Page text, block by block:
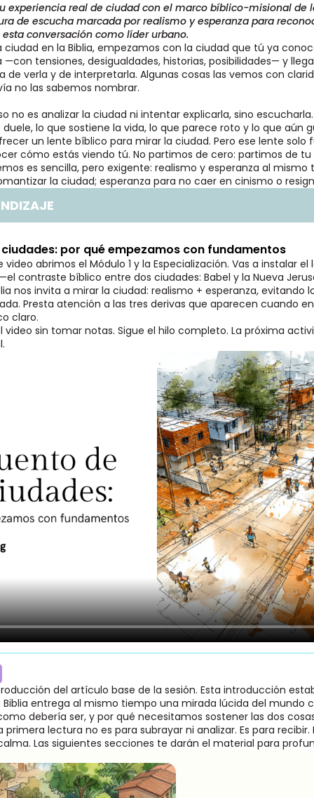
experiencia real de ciudad con el marco bíblico-misional de
de escucha marcada por realismo y esperanza para
conversación como líder urbano.
ciudad en la Biblia, empezamos con la ciudad que tú ya
tensiones, desigualdades, historias, posibilidades— y
de verla y de interpretarla. Algunas cosas las vemos con
no las sabemos nombrar.
no es analizar la ciudad ni intentar explicarla, sino
lo que sostiene la vida, lo que parece roto y lo que aún
un lente bíblico para mirar la ciudad. Pero ese lente solo
cómo estás viendo tú. No partimos de cero: partimos de tu
es sencilla, pero exigente: realismo y esperanza al mismo
la ciudad; esperanza para no caer en cinismo o
por qué empezamos con fundamentos
video abrimos el Módulo 1 y la Especialización. Vas a instalar
contraste bíblico entre dos ciudades: Babel y la Nueva
nos invita a mirar la ciudad: realismo + esperanza, evitando
Presta atención a las tres derivas que aparecen cuando
claro.
video sin tomar notas. Sigue el hilo completo. La próxima
del artículo base de la sesión. Esta introducción
Biblia entrega al mismo tiempo una mirada lúcida del mundo
debería ser, y por qué necesitamos sostener las dos
primera lectura no es para subrayar ni analizar. Es para
Las siguientes secciones te darán el material para